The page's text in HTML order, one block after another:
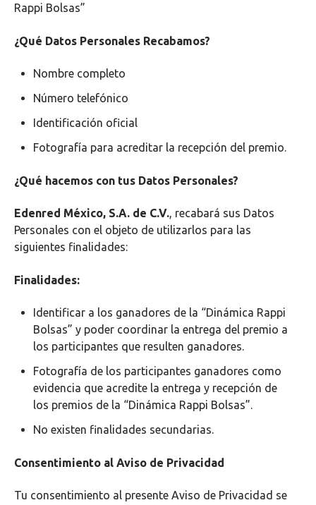
Rappi Bolsas”
¿Qué Datos Personales Recabamos?
Nombre completo
Número telefónico
Identificación oficial
Fotografía para acreditar la recepción del premio.
¿Qué hacemos con tus Datos Personales?
Edenred México, S.A. de C.V., recabará sus Datos
Personales con el objeto de utilizarlos para las
siguientes finalidades:
Finalidades:
Identificar a los ganadores de la “Dinámica Rappi
Bolsas” y poder coordinar la entrega del premio a
los participantes que resulten ganadores.
Fotografía de los participantes ganadores como
evidencia que acredite la entrega y recepción de
los premios de la “Dinámica Rappi Bolsas”.
No existen finalidades secundarias.
Consentimiento al Aviso de Privacidad
Tu consentimiento al presente Aviso de Privacidad se